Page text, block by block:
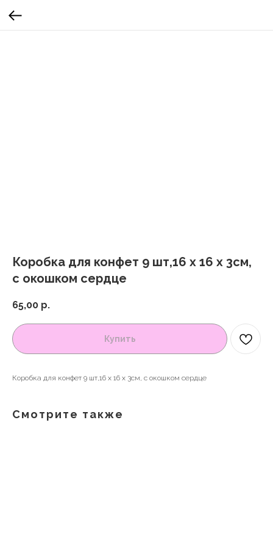
Коробка для конфет 9 шт,16 х 16 х 3см,
с окошком сердце
65,00 р.
Купить
Коробка для конфет 9 шт,16 х 16 х 3см, с окошком сердце
Смотрите также